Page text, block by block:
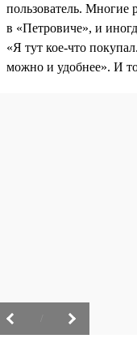
пользователь. Многие
в «Петровиче», и
«Я тут кое-что
можно и удобнее». И